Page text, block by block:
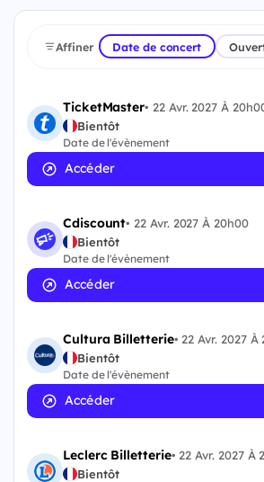
Affiner Date de concert
TicketMaster• 22 Avr. 2027 À
Bientôt
Date de l'évènement
Accéder
Cdiscount• 22 Avr. 2027 À 20h00
Bientôt
Date de l'évènement
Accéder
Cultura Billetterie• 22 Avr. 2027 À
Bientôt
Date de l'évènement
Accéder
Leclerc Billetterie• 22 Avr. 2027 À
Bientôt